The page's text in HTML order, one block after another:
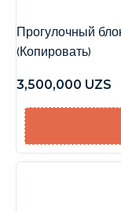
Прогулочный
(Копировать)
3,500,000 UZS